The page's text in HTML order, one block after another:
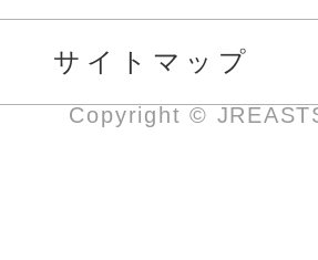
サイトマップ
Copyright ©